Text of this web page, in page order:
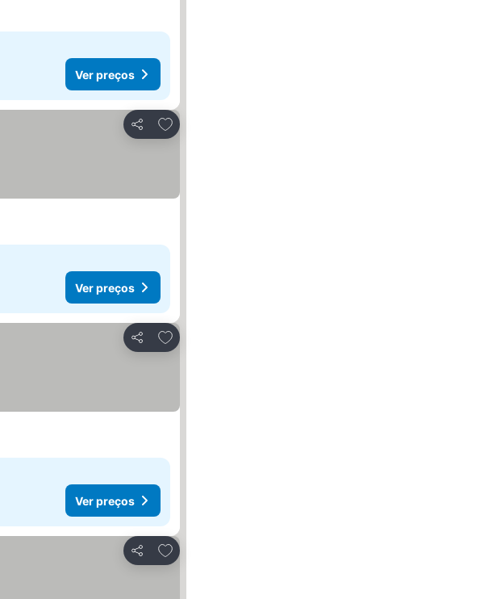
Ver preços
Partilhar
Adicionar aos favoritos
Ver preços
Partilhar
Adicionar aos favoritos
Ver preços
Partilhar
Adicionar aos favoritos